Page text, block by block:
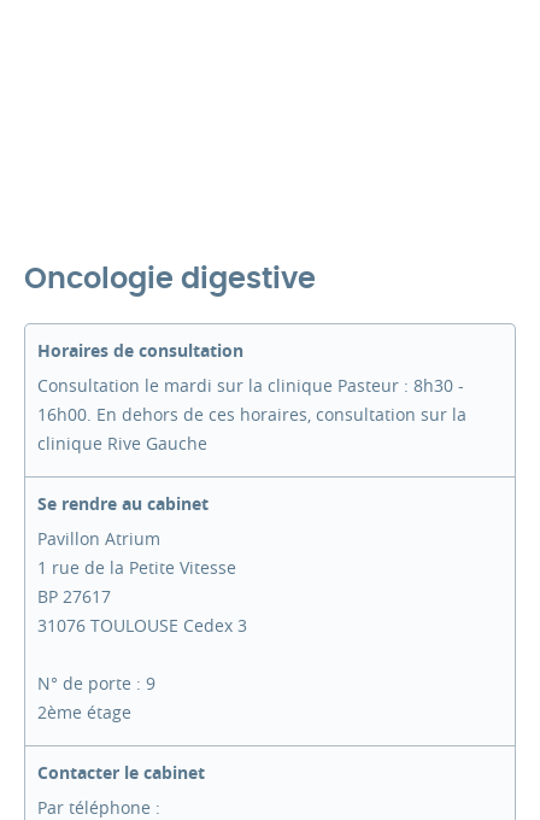
Oncologie digestive
Horaires de consultation
Consultation le mardi sur la clinique Pasteur : 8h30 -
16h00. En dehors de ces horaires, consultation sur la
clinique Rive Gauche
Se rendre au cabinet
Pavillon Atrium
1 rue de la Petite Vitesse
BP 27617
31076 TOULOUSE Cedex 3
N° de porte : 9
2ème étage
Contacter le cabinet
Par téléphone :